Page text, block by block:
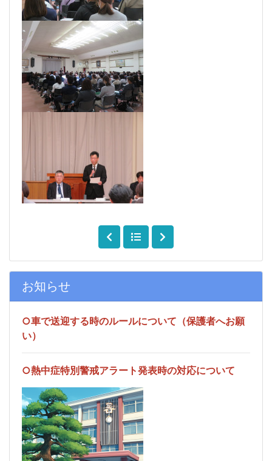
お知らせ
○車で送迎する時のルールについて（保護者へお願
い）
○熱中症特別警戒アラート発表時の対応について